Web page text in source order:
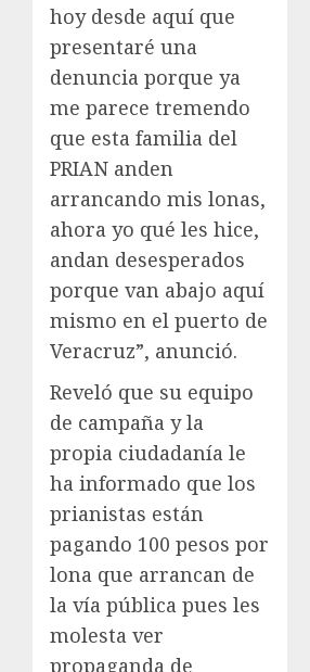
hoy desde aquí que
presentaré una
denuncia porque ya
me parece tremendo
que esta familia del
PRIAN anden
arrancando mis lonas,
ahora yo qué les hice,
andan desesperados
porque van abajo aquí
mismo en el puerto de
Veracruz”, anunció.
Reveló que su equipo
de campaña y la
propia ciudadanía le
ha informado que los
prianistas están
pagando 100 pesos por
lona que arrancan de
la vía pública pues les
molesta ver
propaganda de